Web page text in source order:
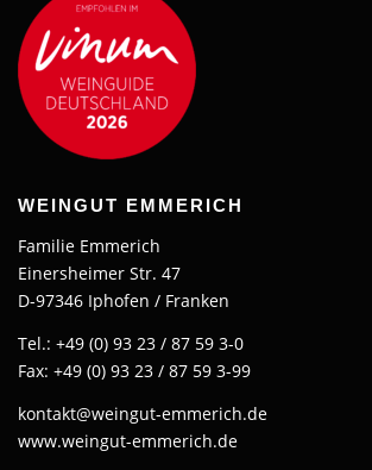
WEINGUT EMMERICH
Familie Emmerich
Einersheimer Str. 47
D-97346 Iphofen / Franken
Tel.: +49 (0) 93 23 / 87 59 3-0
Fax: +49 (0) 93 23 / 87 59 3-99
kontakt@weingut-emmerich.de
www.weingut-emmerich.de